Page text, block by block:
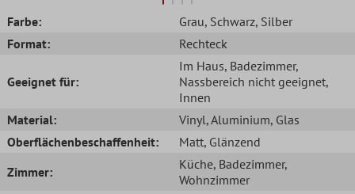
Farbe: Grau, Schwarz, Silber
Format:
Rechteck
Geeignet für:
Im Haus, Badezimmer,
Nassbereich nicht geeignet,
Innen
Material:
Vinyl, Aluminium, Glas
Oberflächenbeschaffenheit:
Matt, Glänzend
Zimmer:
Küche, Badezimmer,
Wohnzimmer